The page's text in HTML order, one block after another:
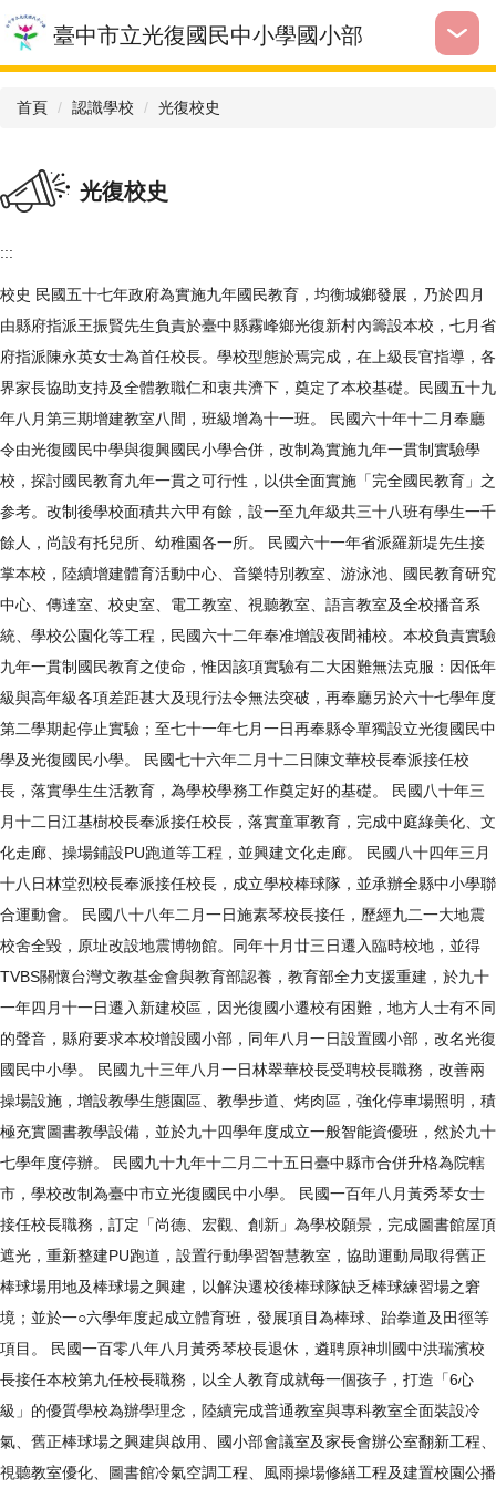
跳
到
主
內
臺中市立光復國民中小學國小部
首頁 認識學校 光復校史
光復校史
:::
校史 民國五十七年政府為實施九年國民教育，均衡城鄉發展，乃於四月
由縣府指派王振賢先生負責於臺中縣霧峰鄉光復新村內籌設本校，七月省
府指派陳永英女士為首任校長。學校型態於焉完成，在上級長官指導，各
界家長協助支持及全體教職仁和衷共濟下，奠定了本校基礎。民國五十九
年八月第三期增建教室八間，班級增為十一班。 民國六十年十二月奉廳
令由光復國民中學與復興國民小學合併，改制為實施九年一貫制實驗學
校，探討國民教育九年一貫之可行性，以供全面實施「完全國民教育」之
参考。改制後學校面積共六甲有餘，設一至九年級共三十八班有學生一千
餘人，尚設有托兒所、幼稚園各一所。 民國六十一年省派羅新堤先生接
掌本校，陸續增建體育活動中心、音樂特別教室、游泳池、國民教育研究
中心、傳達室、校史室、電工教室、視聽教室、語言教室及全校播音系
統、學校公園化等工程，民國六十二年奉准增設夜間補校。本校負責實驗
九年一貫制國民教育之使命，惟因該項實驗有二大困難無法克服：因低年
級與高年級各項差距甚大及現行法令無法突破，再奉廳另於六十七學年度
第二學期起停止實驗；至七十一年七月一日再奉縣令單獨設立光復國民中
學及光復國民小學。 民國七十六年二月十二日陳文華校長奉派接任校
長，落實學生生活教育，為學校學務工作奠定好的基礎。 民國八十年三
月十二日江基樹校長奉派接任校長，落實童軍教育，完成中庭綠美化、文
化走廊、操場鋪設PU跑道等工程，並興建文化走廊。 民國八十四年三月
十八日林堂烈校長奉派接任校長，成立學校棒球隊，並承辦全縣中小學聯
合運動會。 民國八十八年二月一日施素琴校長接任，歷經九二一大地震
校舍全毀，原址改設地震博物館。同年十月廿三日遷入臨時校地，並得
TVBS關懷台灣文教基金會與教育部認養，教育部全力支援重建，於九十
一年四月十一日遷入新建校區，因光復國小遷校有困難，地方人士有不同
的聲音，縣府要求本校增設國小部，同年八月一日設置國小部，改名光復
國民中小學。 民國九十三年八月一日林翠華校長受聘校長職務，改善兩
操場設施，增設教學生態園區、教學步道、烤肉區，強化停車場照明，積
極充實圖書教學設備，並於九十四學年度成立一般智能資優班，然於九十
七學年度停辦。 民國九十九年十二月二十五日臺中縣市合併升格為院轄
市，學校改制為臺中市立光復國民中小學。 民國一百年八月黃秀琴女士
接任校長職務，訂定「尚德、宏觀、創新」為學校願景，完成圖書館屋頂
遮光，重新整建PU跑道，設置行動學習智慧教室，協助運動局取得舊正
棒球場用地及棒球場之興建，以解決遷校後棒球隊缺乏棒球練習場之窘
境；並於一○六學年度起成立體育班，發展項目為棒球、跆拳道及田徑等
項目。 民國一百零八年八月黃秀琴校長退休，遴聘原神圳國中洪瑞濱校
長接任本校第九任校長職務，以全人教育成就每一個孩子，打造「6心
級」的優質學校為辦學理念，陸續完成普通教室與專科教室全面裝設冷
氣、舊正棒球場之興建與啟用、國小部會議室及家長會辦公室翻新工程、
視聽教室優化、圖書館冷氣空調工程、風雨操場修繕工程及建置校園公播